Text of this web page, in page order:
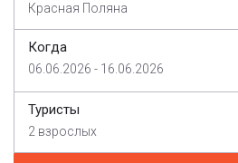
Красная Поляна
Когда
06.06.2026 - 16.06.2026
Туристы
2 взрослых